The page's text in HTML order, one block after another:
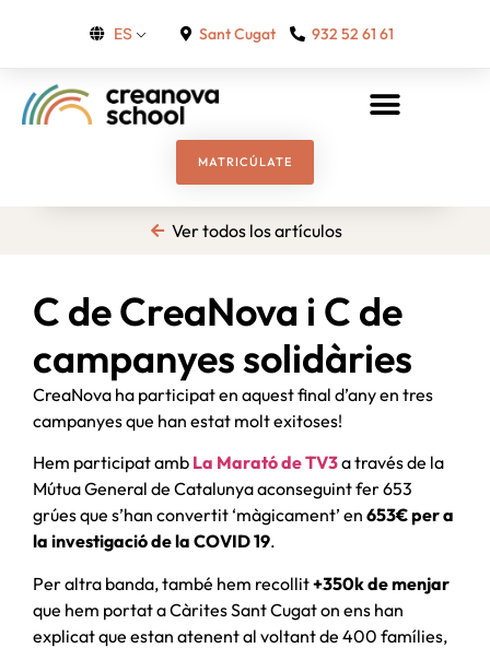
ES Sant Cugat 932 52 61 61
MATRICÚLATE
Ver todos los artículos
C de CreaNova i C de
campanyes solidàries
CreaNova ha participat en aquest final d’any en tres
campanyes que han estat molt exitoses!
Hem participat amb La Marató de TV3a través de la
Mútua General de Catalunya aconseguint fer 653
grúes que s’han convertit ‘màgicament’ en 653€ per a
la investigació de la COVID 19.
Per altra banda, també hem recollit+350k de menjar
que hem portat a Càrites Sant Cugat on ens han
explicat que estan atenent al voltant de 400 famílies,